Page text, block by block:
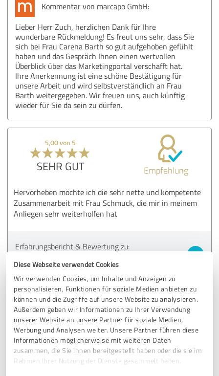
Diese Webseite verwendet Cookies
Wir verwenden Cookies, um Inhalte und Anzeigen zu
personalisieren, Funktionen für soziale Medien anbieten zu
können und die Zugriffe auf unsere Website zu analysieren.
Außerdem geben wir Informationen zu Ihrer Verwendung
unserer Website an unsere Partner für soziale Medien,
Werbung und Analysen weiter. Unsere Partner führen diese
Informationen möglicherweise mit weiteren Daten
zusammen, die Sie ihnen bereitgestellt haben oder die sie im
Rahmen Ihrer Nutzung der Dienste gesammelt haben.
Kommentar von marcapo GmbH:
Lieber Herr Zuch, herzlichen Dank für Ihre
wunderbare Rückmeldung! Es freut uns sehr, dass Sie
sich bei Frau Carena Barth so gut aufgehoben gefühlt
haben und das Gespräch Ihnen einen wertvollen
Überblick über das Marketingportal verschafft hat.
Ihre Anerkennung ist eine schöne Bestätigung für
unsere Arbeit und wird selbstverständlich an Frau
Barth weitergegeben. Wir freuen uns, auch künftig
wieder für Sie da sein zu dürfen.
5,00 von 5
SEHR GUT Empfehlung
Hervorheben möchte ich die sehr nette und kompetente
Zusammenarbeit mit Frau Schmuck, die mir in meinem
Anliegen sehr weiterholfen hat
Erfahrungsbericht & Bewertung zu:
07.07.2026 Anonym
Kommentar von marcapo GmbH:
Liebe Frau Prüfert, vielen Dank für die schöne
Rückmeldung! Klasse, dass Frau Schmuck Ihnen so
gut weiterhelfen konnte. Ihr Lob geben wir natürlich
gerne weiter. Melden Sie sich jederzeit, wenn wir
wieder etwas für Sie tun können!